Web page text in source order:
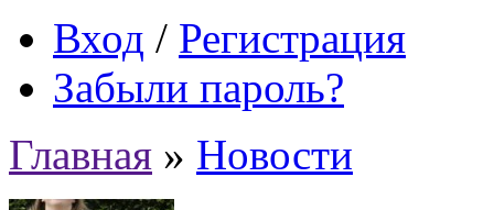
Вход / Регистрация
Забыли пароль?
Главная » Новости